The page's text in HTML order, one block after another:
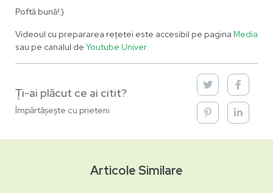
Poftă bună!:)
Videoul cu prepararea rețetei este accesibil pe pagina Media
sau pe canalul de Youtube Univer.
Ți-ai plăcut ce ai citit?
Împărtășește cu prieteni
Articole Similare